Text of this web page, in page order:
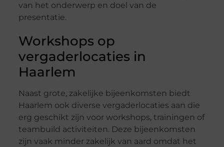
van het onderwerp en doel van de
presentatie.
Workshops op
vergaderlocaties in
Haarlem
Naast grote, zakelijke bijeenkomsten biedt
Haarlem ook diverse vergaderlocaties aan die
erg geschikt zijn voor workshops, trainingen of
teambuild activiteiten. Deze bijeenkomsten
zijn vaak minder zakelijk van aard omdat het